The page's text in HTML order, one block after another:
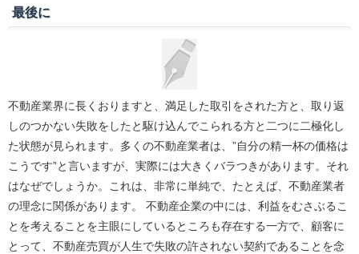
最後に
不動産業界に長くおりますと、満足した取引をされた方と、取り返
しのつかない失敗をしたと駆け込んでこられる方と二つに二極化し
た状態が見られます。多くの不動産業者は、”自分の精一杯の価格は
こうです”と言いますが、実際には大きくバラつきがあります。それ
はなぜでしょうか。これは、非常に単純で、たとえば、不動産業者
の理念に関係があります。 不動産企業の中には、利益をむさぶるこ
とを考えることを主眼にしているところも存在する一方で、顧客に
とって、不動産売買が人生で失敗の許されない契約であることを念